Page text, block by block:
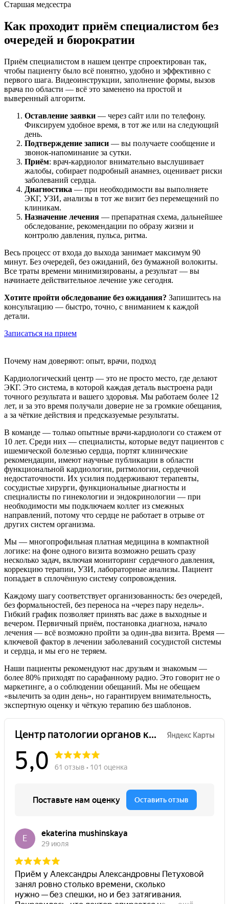
Старшая медсестра
Как проходит приём специалистом без
очередей и бюрократии
Приём специалистом в нашем центре спроектирован так,
чтобы пациенту было всё понятно, удобно и эффективно с
первого шага. Видеоинструкции, заполнение формы, вызов
врача по области — всё это заменено на простой и
выверенный алгоритм.
Оставление заявки — через сайт или по телефону.
Фиксируем удобное время, в тот же или на следующий
день.
Подтверждение записи — вы получаете сообщение и
звонок-напоминание за сутки.
Приём: врач-кардиолог внимательно выслушивает
жалобы, собирает подробный анамнез, оценивает риски
заболеваний сердца.
Диагностика — при необходимости вы выполняете
ЭКГ, УЗИ, анализы в тот же визит без перемещений по
клиникам.
Назначение лечения — препаратная схема, дальнейшее
обследование, рекомендации по образу жизни и
контролю давления, пульса, ритма.
Весь процесс от входа до выхода занимает максимум 90
минут. Без очередей, без ожиданий, без бумажной волокиты.
Все траты времени минимизированы, а результат — вы
начинаете действительное лечение уже сегодня.
Хотите пройти обследование без ожидания? Запишитесь на
консультацию — быстро, точно, с вниманием к каждой
детали.
Записаться на прием
Почему нам доверяют: опыт, врачи, подход
Кардиологический центр — это не просто место, где делают
ЭКГ. Это система, в которой каждая деталь выстроена ради
точного результата и вашего здоровья. Мы работаем более 12
лет, и за это время получали доверие не за громкие обещания,
а за чёткие действия и предсказуемые результаты.
В команде — только опытные врачи-кардиологи со стажем от
10 лет. Среди них — специалисты, которые ведут пациентов с
ишемической болезнью сердца, портят клинические
рекомендации, имеют научные публикации в области
функциональной кардиологии, ритмологии, сердечной
недостаточности. Их усилия поддерживают терапевты,
сосудистые хирурги, функциональные диагносты и
специалисты по гинекологии и эндокринологии — при
необходимости мы подключаем коллег из смежных
направлений, потому что сердце не работает в отрыве от
других систем организма.
Мы — многопрофильная платная медицина в компактной
логике: на фоне одного визита возможно решать сразу
несколько задач, включая мониторинг сердечного давления,
коррекцию терапии, УЗИ, лабораторные анализы. Пациент
попадает в сплочённую систему сопровождения.
Каждому шагу соответствует организованность: без очередей,
без формальностей, без переноса на «через пару недель».
Гибкий график позволяет принять вас даже в выходные и
вечером. Первичный приём, постановка диагноза, начало
лечения — всё возможно пройти за один-два визита. Время —
ключевой фактор в лечении заболеваний сосудистой системы
и сердца, и мы его не теряем.
Наши пациенты рекомендуют нас друзьям и знакомым —
более 80% приходят по сарафанному радио. Это говорит не о
маркетинге, а о соблюдении обещаний. Мы не обещаем
«вылечить за один день», но гарантируем внимательность,
экспертную оценку и чёткую терапию без шаблонов.